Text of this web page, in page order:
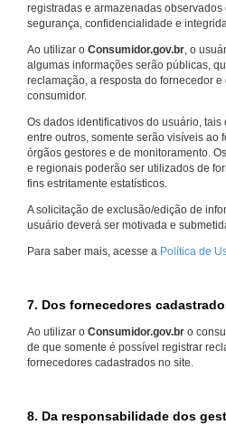
registradas e armazenadas
segurança, confidencialidade e
Ao utilizar o Consumidor.gov.br , o
algumas informações serão públicas,
reclamação, a resposta do fornecedor
consumidor.
Os dados identificativos do usuário, tais
entre outros, somente serão visíveis ao
órgãos gestores e de monitoramento.
e regionais poderão ser utilizados de
fins estritamente estatísticos.
A solicitação de exclusão/edição de
usuário deverá ser motivada e
Para saber mais, acesse a Política de
7. Dos fornecedores
Ao utilizar o Consumidor.gov.br o
de que somente é possível registrar
fornecedores cadastrados no site.
8. Da responsabilidade dos